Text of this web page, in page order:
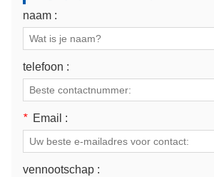
naam :
telefoon :
* Email :
vennootschap :